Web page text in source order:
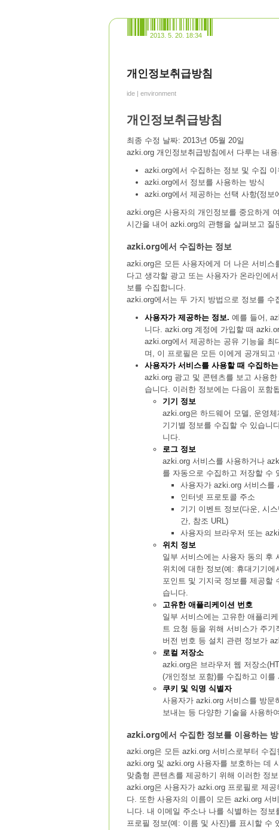
2013. 5. 20. 18:34
개인정보취급방침
ide | environment
개인정보취급방침
최종 수정 날짜: 2013년 05월 20일
azki.org 개인정보취급방침에서 다루는 내
azki.org에서 수집하는 정보 및 수집 이
azki.org에서 정보를 사용하는 방식
azki.org에서 제공하는 선택 사항(정
azki.org은 사용자의 개인정보를 중요하게
시간을 내어 azki.org의 관행을 살펴보고 질
azki.org에서 수집하는 정보
azki.org은 모든 사용자에게 더 나은 서비
다고 생각할 광고 또는 사용자가 온라인에
보를 수집합니다.
azki.org에서는 두 가지 방법으로 정보를 수
사용자가 제공하는 정보. 예를 들어,
니다. azki.org 계정에 가입할 때
azki.org에서 제공하는 공유 기능을 최
며, 이 프로필은 모든 이에게 공개되고
사용자가 서비스를 사용할 때 수집하
azki.org 광고 및 콘텐츠를 보고 사용
습니다. 이러한 정보에는 다음이 포함
기기 정보
azki.org은 하드웨어 모델, 운영
기기별 정보를 수집할 수 있습니
니다.
로그 정보
azki.org 서비스를 사용하거나
를 자동으로 수집하고 저장할 수
사용자가 azki.org 서비스를
인터넷 프로토콜 주소
기기 이벤트 정보(다운, 시
간, 참조 URL)
사용자의 브라우저 또는
위치 정보
일부 서비스에는 사용자 동의 후
위치에 대한 정보(예: 휴대기기
포인트 및 기지국 정보를 제공할
습니다.
고유한 애플리케이션 번호
일부 서비스에는 고유한 애플리
트 요청 등을 위해 서비스가 주
버전 번호 등 설치 관련 정보가
로컬 저장소
azki.org은 브라우저 웹 저장소
(개인정보 포함)를 수집하고 이를
쿠키 및 익명 식별자
사용자가 azki.org 서비스를 방문
보내는 등 다양한 기술을 사용하
azki.org에서 수집한 정보를 이용하는
azki.org은 모든 azki.org 서비스로부터 수
azki.org 및 azki.org 사용자를 보호하는 데
맞춤형 콘텐츠를 제공하기 위해 이러한 정
azki.org은 사용자가 azki.org 프로필로 제
다. 또한 사용자의 이름이 모든 azki.org 서
니다. 내 이메일 주소나 나를 식별하는 정
프로필 정보(예: 이름 및 사진)를 표시할 수